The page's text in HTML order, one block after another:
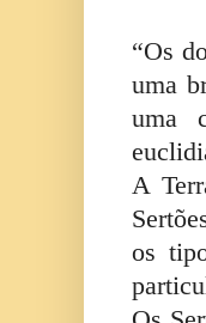
“Os
uma
uma
A
os